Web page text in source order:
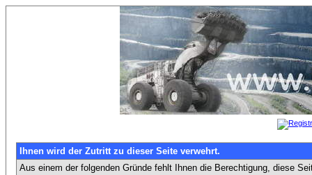
Ihnen wird der Zutritt zu dieser Seite verwehrt.
Aus einem der folgenden Gründe fehlt Ihnen die Berechtigung, diese